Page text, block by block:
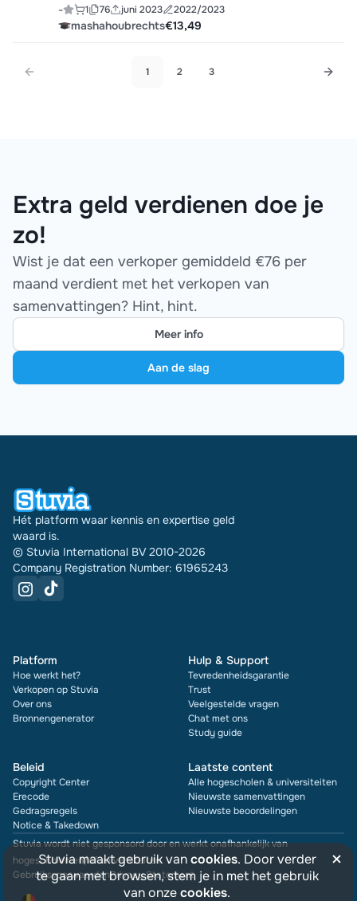
- 1 76 juni 2023 2022/2023
mashahoubrechts€13,49
1 2 3
Extra geld verdienen doe je
zo!
Wist je dat een verkoper gemiddeld €76 per
maand verdient met het verkopen van
samenvattingen? Hint, hint.
Meer info
Aan de slag
Hét platform waar kennis en expertise geld
waard is.
© Stuvia International BV 2010-2026
Company Registration Number: 61965243
Platform
Hoe werkt het?
Verkopen op Stuvia
Over ons
Bronnengenerator
Hulp & Support
Tevredenheidsgarantie
Trust
Veelgestelde vragen
Chat met ons
Study guide
Beleid
Copyright Center
Erecode
Gedragsregels
Notice & Takedown
Laatste content
Alle hogescholen & universiteiten
Nieuwste samenvattingen
Nieuwste beoordelingen
Stuvia wordt niet gesponsord door en werkt onafhankelijk van
hogescholen en/of universiteiten
GebruiksvoorwaardenPrivacy Statement
Stuvia maakt gebruik vancookies. Door verder
te gaan met browsen, stem je in met het gebruik
van onzecookies.
×